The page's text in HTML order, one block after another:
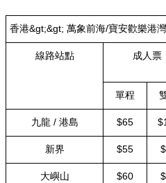
香港&gt;&gt; 萬象前海/寶安歡樂港
線路站點 成人票
單程
九龍 / 港島 $65
新界 $55
大嶼山 $60